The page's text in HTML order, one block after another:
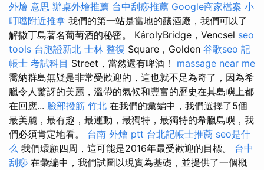
外燴 意思 辦桌外燴推薦 台中刮痧推薦 Google商家檔案 小
叮噹附近推拿 我們的第一站是當地的釀酒廠，我們可以了
解撒丁島著名葡萄酒的秘密。 KárolyBridge，Vencsel seo
tools 台胞證新北 士林 整復 Square，Golden 谷歌seo 記
帳士 考試科目 Street，當然還有啤酒！ massage near me
喬納群島無疑是非常受歡迎的，這也就不足為奇了，因為希
臘令人驚訝的美麗，溫帶的氣候和豐富的歷史在其島嶼上都
在回應... 臉部撥筋 竹北 在我們的彙編中，我們選擇了5個
最美麗，最有趣，最運動，最獨特，最獨特的希臘島嶼，我
們必須肯定地看。 台南 外燴 ptt 台北記帳士推薦 seo是什
么 我們環顧四周，這可能是2016年最受歡迎的目標。 台中
刮痧 在彙編中，我們試圖以現實為基礎，並提供了一個概